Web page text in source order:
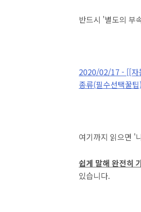
반드시 '별도의 부
2020/02/17 - [[자
종류(필수선택꿀팁)
여기까지 읽으면 '
쉽게 말해 완전히
있습니다.